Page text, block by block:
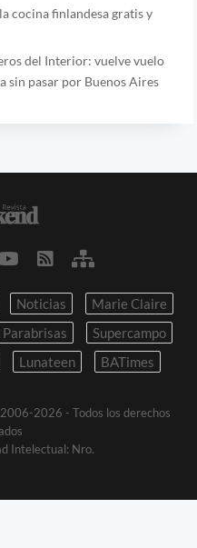
cocina finlandesa gratis y
del Interior: vuelve vuelo
sin pasar por Buenos Aires
Noticias
Marie Claire
Parabrisas
Supercampo
Lunateen BATimes
2006-2026 - Todos los derechos
Intelectual: Nro.